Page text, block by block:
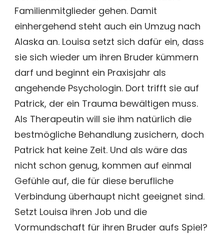
Familienmitglieder gehen. Damit
einhergehend steht auch ein Umzug nach
Alaska an. Louisa setzt sich dafür ein, dass
sie sich wieder um ihren Bruder kümmern
darf und beginnt ein Praxisjahr als
angehende Psychologin. Dort trifft sie auf
Patrick, der ein Trauma bewältigen muss.
Als Therapeutin will sie ihm natürlich die
bestmögliche Behandlung zusichern, doch
Patrick hat keine Zeit. Und als wäre das
nicht schon genug, kommen auf einmal
Gefühle auf, die für diese berufliche
Verbindung überhaupt nicht geeignet sind.
Setzt Louisa ihren Job und die
Vormundschaft für ihren Bruder aufs Spiel?